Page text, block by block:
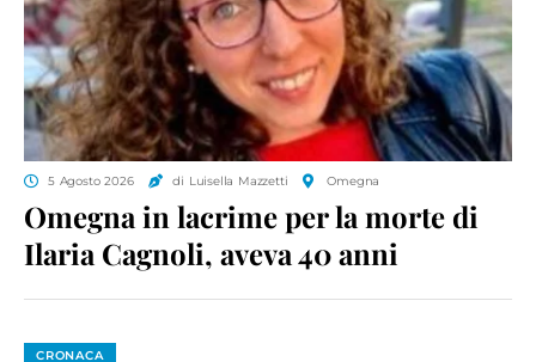
5 Agosto 2026 di Luisella Mazzetti Omegna
Omegna in lacrime per la morte di
Ilaria Cagnoli, aveva 40 anni
CRONACA